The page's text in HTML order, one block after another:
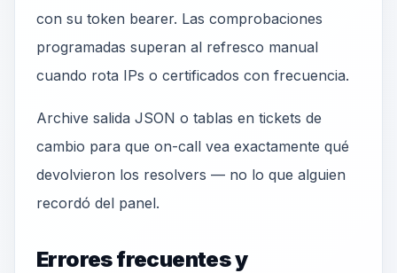
con su token bearer. Las comprobaciones
programadas superan al refresco manual
cuando rota IPs o certificados con frecuencia.
Archive salida JSON o tablas en tickets de
cambio para que on-call vea exactamente qué
devolvieron los resolvers — no lo que alguien
recordó del panel.
Errores frecuentes y